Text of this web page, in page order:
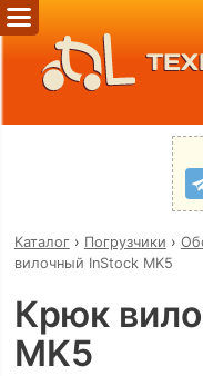
Каталог› Погрузчики ›
вилочный InStock MK5
Крюк
MK5